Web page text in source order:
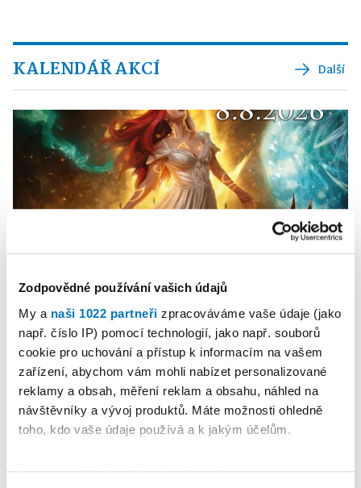
Zodpovědné používání vašich údajů
My a naši 1022 partneři zpracováváme vaše údaje (jako
např. číslo IP) pomocí technologií, jako např. souborů
cookie pro uchování a přístup k informacím na vašem
zařízení, abychom vám mohli nabízet personalizované
reklamy a obsah, měření reklam a obsahu, náhled na
návštěvníky a vývoj produktů. Máte možnosti ohledně
toho, kdo vaše údaje používá a k jakým účelům.
KALENDÁŘ AKCÍ Další
PETRA KLEMENTOVÁ
08. 08.